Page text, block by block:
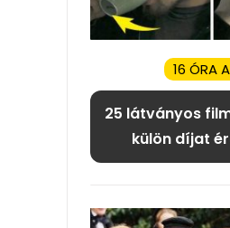
16 ÓRA
25 látványos
külön díjat